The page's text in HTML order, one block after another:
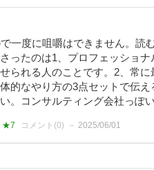
一度に咀嚼はできません。読
ったのは1、プロフェッショ
られる人のことです。2、常
的なやり方の3点セットで伝
。コンサルティング会社っぽ
★7 コメント(0) 2025/06/01